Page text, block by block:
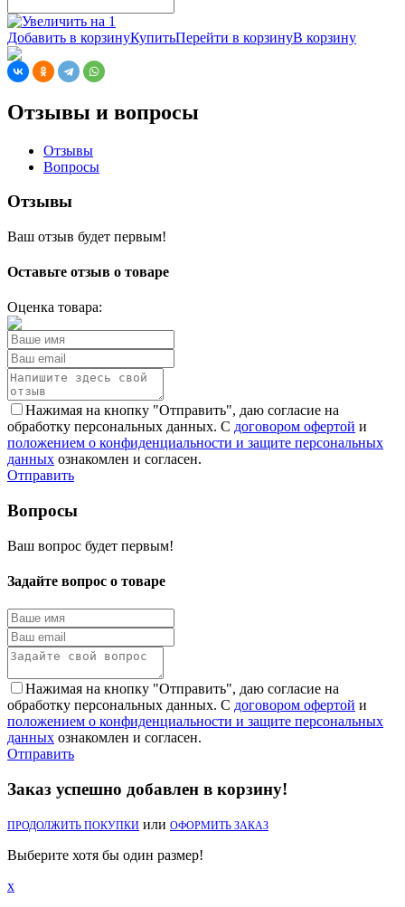
Добавить в корзинуКупитьПерейти в корзинуВ корзину
Отзывы и вопросы
Отзывы
Вопросы
Отзывы
Ваш отзыв будет первым!
Оставьте отзыв о товаре
Оценка товара:
Нажимая на кнопку "Отправить", даю согласие на
обработку персональных данных. С договором офертой и
положением о конфиденциальности и защите персональных
данных ознакомлен и согласен.
Отправить
Вопросы
Ваш вопрос будет первым!
Задайте вопрос о товаре
Нажимая на кнопку "Отправить", даю согласие на
обработку персональных данных. С договором офертой и
положением о конфиденциальности и защите персональных
данных ознакомлен и согласен.
Отправить
Заказ успешно добавлен в корзину!
ПРОДОЛЖИТЬ ПОКУПКИ или ОФОРМИТЬ ЗАКАЗ
Выберите хотя бы один размер!
x